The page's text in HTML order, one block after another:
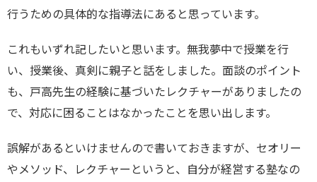
行うための具体的な指導法にあると思っています。
これもいずれ記したいと思います。無我夢中で授業を行
い、授業後、真剣に親子と話をしました。面談のポイント
も、戸高先生の経験に基づいたレクチャーがありましたの
で、対応に困ることはなかったことを思い出します。
誤解があるといけませんので書いておきますが、セオリー
やメソッド、レクチャーというと、自分が経営する塾なの